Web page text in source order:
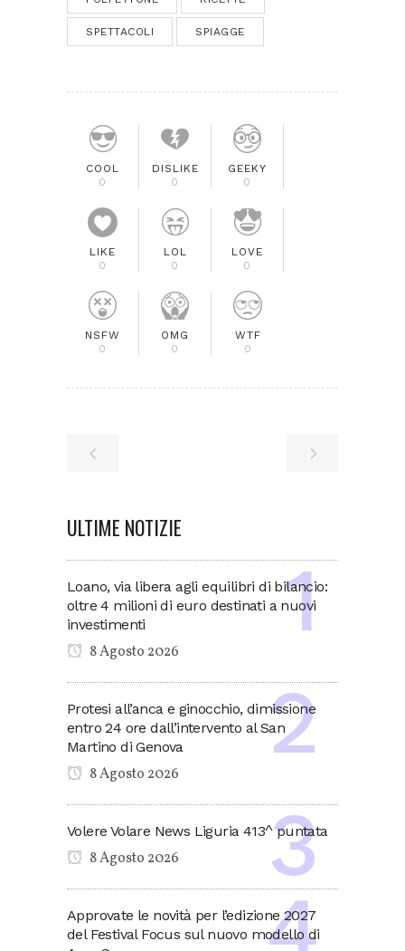
SPETTACOLI SPIAGGE
COOL
0
DISLIKE
0
GEEKY
0
LIKE
0
LOL
0
LOVE
0
NSFW
0
OMG
0
WTF
0
ULTIME NOTIZIE
Loano, via libera agli equilibri di bilancio:
oltre 4 milioni di euro destinati a nuovi
investimenti
8 Agosto 2026
Protesi all’anca e ginocchio, dimissione
entro 24 ore dall’intervento al San
Martino di Genova
8 Agosto 2026
Volere Volare News Liguria 413^ puntata
8 Agosto 2026
Approvate le novità per l’edizione 2027
del Festival Focus sul nuovo modello di